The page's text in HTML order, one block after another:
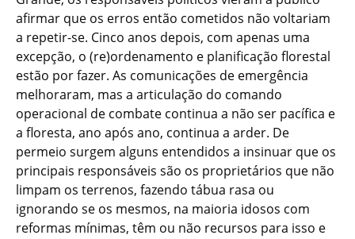
afirmar que os erros então cometidos não voltariam
a repetir-se. Cinco anos depois, com apenas uma
excepção, o (re)ordenamento e planificação florestal
estão por fazer. As comunicações de emergência
melhoraram, mas a articulação do comando
operacional de combate continua a não ser pacífica e
a floresta, ano após ano, continua a arder. De
permeio surgem alguns entendidos a insinuar que os
principais responsáveis são os proprietários que não
limpam os terrenos, fazendo tábua rasa ou
ignorando se os mesmos, na maioria idosos com
reformas mínimas, têm ou não recursos para isso e